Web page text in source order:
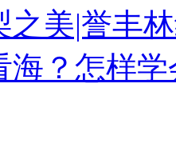
之美|誉丰
海？怎样